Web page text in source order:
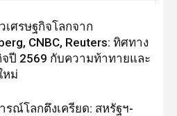
เศรษฐกิจโลกจาก
CNBC, Reuters: ทิศทาง
จปี 2569 กับความท้าทายและ
หม่
รณ์โลกตึงเครียด: สหรัฐฯ-